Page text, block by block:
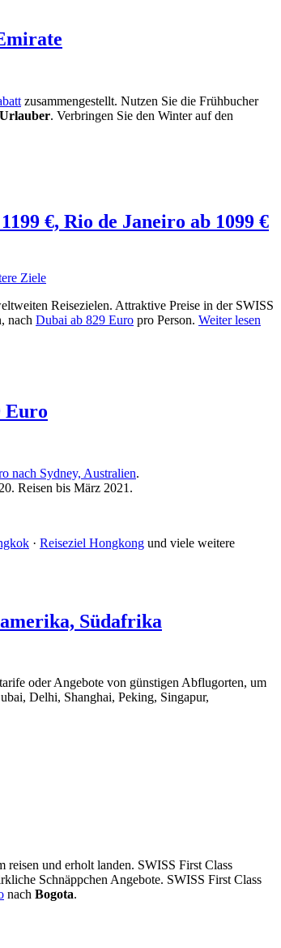
zusammengestellt. Nutzen Sie die Frühbucher
. Verbringen Sie den Winter auf den
€, Rio de Janeiro ab 1099 €
Reisezielen. Attraktive Preise in der SWISS
nach Dubai ab 829 Euro pro Person. Weiter lesen
Euro
nach Sydney, Australien.
Reisen bis März 2021.
· Reiseziel Hongkong und viele weitere
Südafrika
oder Angebote von günstigen Abflugorten, um
Delhi, Shanghai, Peking, Singapur,
reisen und erholt landen. SWISS First Class
Schnäppchen Angebote. SWISS First Class
nach Bogota.